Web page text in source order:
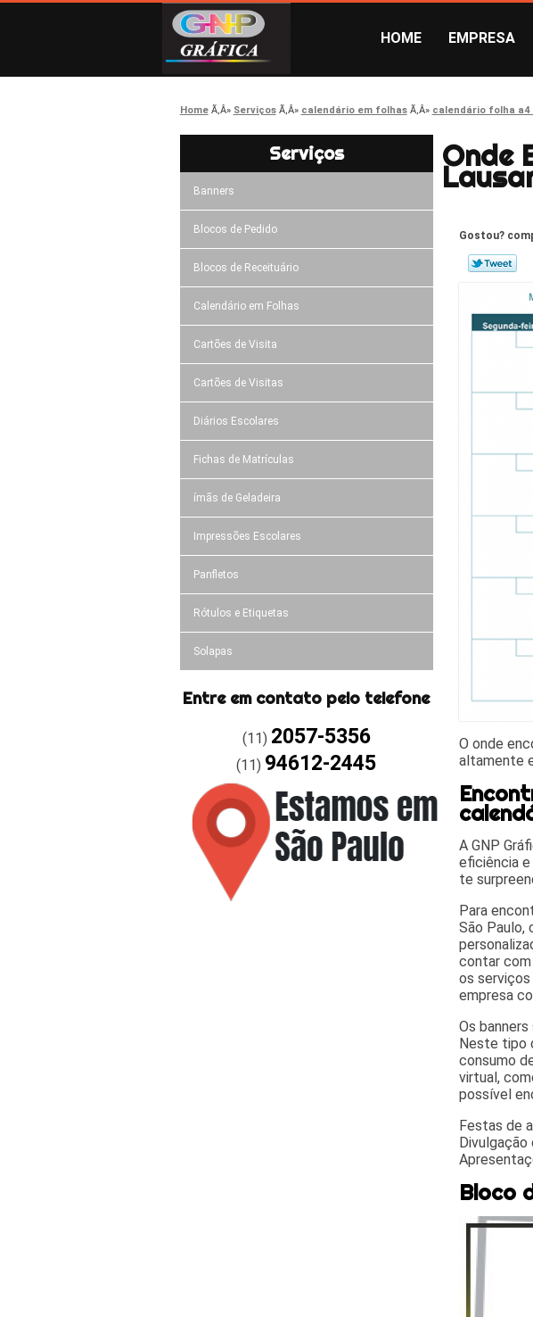
HOME EMPRESA
Home Serviços calendário em folhas calendário folha a4
Serviços
Banners
Blocos de Pedido
Blocos de Receituário
Calendário em Folhas
Cartões de Visita
Cartões de Visitas
Diários Escolares
Fichas de Matrículas
ímãs de Geladeira
Impressões Escolares
Panfletos
Rótulos e Etiquetas
Solapas
Entre em contato pelo telefone
(11) 2057-5356
(11) 94612-2445
Onde
Gostou?
O onde
altamente
A GNP
eficiência e
te
Para
São Paulo,
contar com
os
empresa
Os
Neste tipo
consumo
virtual,
possível
Festas de
Bloco